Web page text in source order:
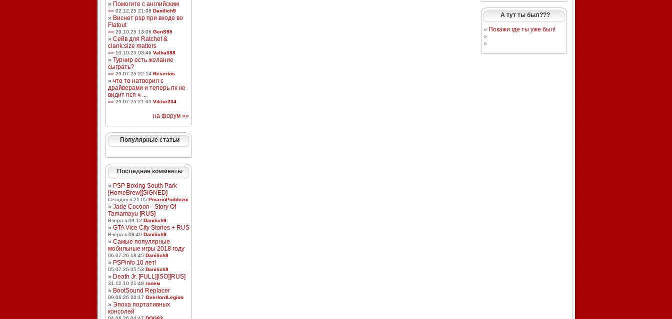
» Помогите с английским
»» 02.12.25 21:08 Danilich9
» Виснет psp при входе во
Flatout
»» 29.10.25 13:06 GenS95
» Сейв для Ratchet &
clank:size matters
»» 10.10.25 03:46 Valhall88
» Турнир есть желание
сыграть?
»» 29.07.25 22:14 Resertos
» что то натворил с
драйверами и теперь пк не
видит псп ч ...
»» 29.07.25 21:09 Viktor234
на форум »»
Популярные статьи
Последние комменты
» PSP Boxing South Park
[HomeBrew][SIGNED]
Сегодня в 21:05 PmarioPoddozoi
» Jade Cocoon - Story Of
Tamamayu [RUS]
Вчера в 09:12 Danilich9
» GTA Vice City Stories + RUS
Вчера в 08:49 Danilich9
» Самые популярные
мобильные игры 2018 году
06.07.26 18:45 Danilich9
» PSPinfo 10 лет!
05.07.26 05:53 Danilich9
» Death Jr. [FULL][ISO][RUS]
31.12.10 21:48 голем
» BootSound Replacer
09.06.26 20:17 OverlordLegion
» Эпоха портативных
консолей
А тут ты был???
» Покажи где ты уже был!
»
»